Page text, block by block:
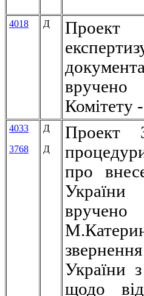
4018 Д
Проект
Комітету
4033
3768
Д
Д
Проект
про
України
щодо